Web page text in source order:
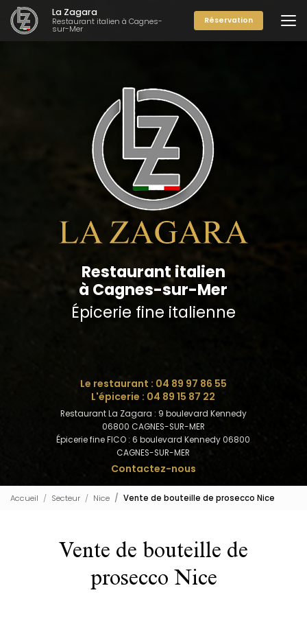
Aller
au
contenu
principal
La Zagara
Restaurant italien à Cagnes-
sur-Mer
Réservation
Restaurant italien
à Cagnes-sur-Mer
Épicerie fine italienne
Le restaurant : 04 89 97 86 55
L'épicerie : 04 89 15 87 22
Restaurant La Zagara : 9 boulevard Kennedy
06800 CAGNES-SUR-MER
Épicerie fine FICO : 6 boulevard Kennedy 06800
CAGNES-SUR-MER
Contactez-nous
Accueil Secteur Nice Vente de bouteille de prosecco Nice
Vente de bouteille de
prosecco Nice